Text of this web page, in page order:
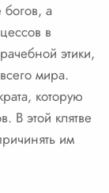
богов, а
в
этики,
мира.
которую
В этой клятве
им